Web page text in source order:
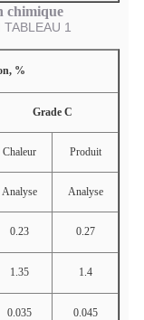
chimique
1
%
Grade C
Chaleur Produit
Analyse Analyse
0.23 0.27
1.35 1.4
0.035 0.045